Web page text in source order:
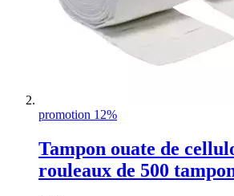
promotion 12%
Tampon ouate de
rouleaux de 500